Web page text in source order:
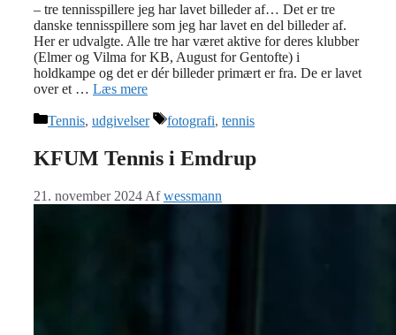
– tre tennisspillere jeg har lavet billeder af… Det er tre
danske tennisspillere som jeg har lavet en del billeder af.
Her er udvalgte. Alle tre har været aktive for deres klubber
(Elmer og Vilma for KB, August for Gentofte) i
holdkampe og det er dér billeder primært er fra. De er lavet
over et … Læs mere
Kategorier
Tennis, udgivelser Tags
fotografi, tennis
KFUM Tennis i Emdrup
21. november 2024 Afwessmann